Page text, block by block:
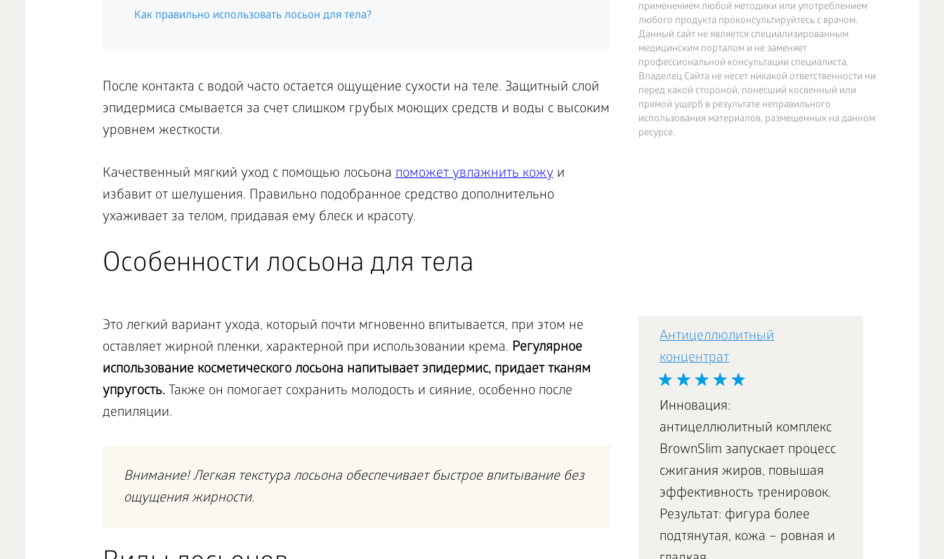
применением любой методики или употреблением
любого продукта проконсультируйтесь с врачом.
Данный сайт не является специализированным
медицинским порталом и не заменяет
профессиональной консультации специалиста.
Владелец Сайта не несет никакой ответственности ни
перед какой стороной, понесший косвенный или
прямой ущерб в результате неправильного
использования материалов, размещенных на данном
ресурсе.
Как правильно использовать лосьон для тела?
После контакта с водой часто остается ощущение сухости на теле. Защитный слой
эпидермиса смывается за счет слишком грубых моющих средств и воды с высоким
уровнем жесткости.
Качественный мягкий уход с помощью лосьонапоможет увлажнить кожуи
избавит от шелушения. Правильно подобранное средство дополнительно
ухаживает за телом, придавая ему блеск и красоту.
Особенности лосьона для тела
Антицеллюлитный
концентрат
Инновация:
антицеллюлитный комплекс
BrownSlim запускает процесс
сжигания жиров, повышая
эффективность тренировок.
Результат: фигура более
подтянутая, кожа – ровная и
Это легкий вариант ухода, который почти мгновенно впитывается, при этом не
оставляет жирной пленки, характерной при использовании крема. Регулярное
использование косметического лосьона напитывает эпидермис, придает тканям
упругость.Также он помогает сохранить молодость и сияние, особенно после
депиляции.
Внимание! Легкая текстура лосьона обеспечивает быстрое впитывание без
ощущения жирности.